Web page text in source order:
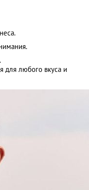
для любого вкуса и